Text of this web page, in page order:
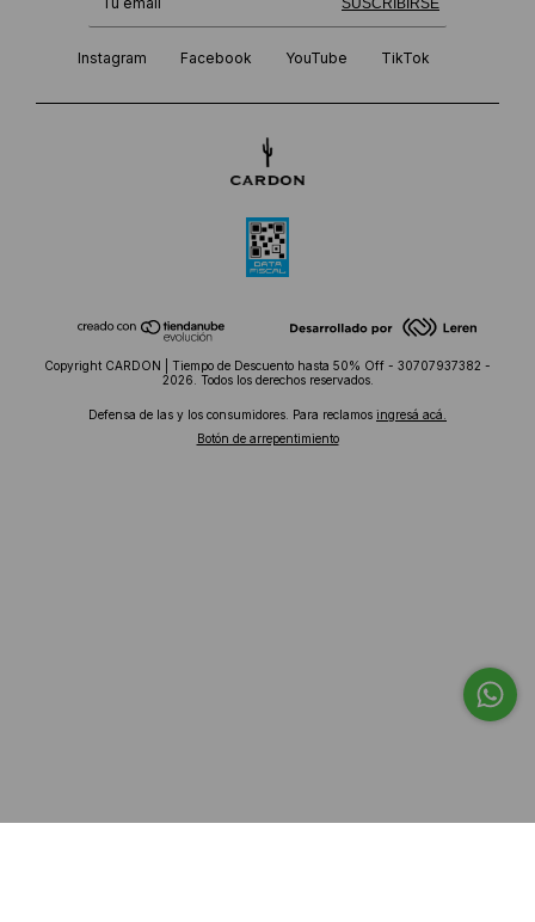
SUSCRIBIRSE
¡Te suscribiste exitosamente!
Instagram Facebook YouTube TikTok
Copyright CARDON | Tiempo de Descuento hasta 50% Off - 30707937382 -
2026. Todos los derechos reservados.
Defensa de las y los consumidores. Para reclamos ingresá acá.
Botón de arrepentimiento